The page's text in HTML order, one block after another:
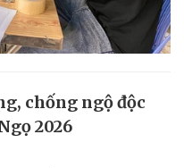
chống ngộ độc
2026